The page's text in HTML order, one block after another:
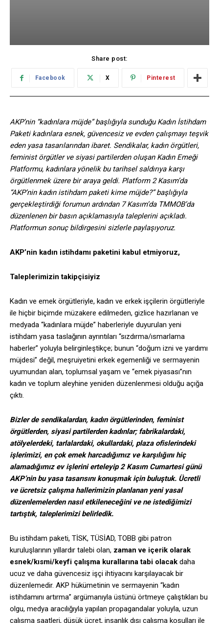
Share post:
Facebook X Pinterest
AKP’nin “kadınlara müjde” başlığıyla sunduğu Kadın İstihdam
Paketi kadınlara esnek, güvencesiz ve evden çalışmayı teşvik
eden yasa tasarılarından ibaret. Sendikalar, kadın örgütleri,
feminist örgütler ve siyasi partilerden oluşan Kadın Emeği
Platformu, kadınlara yönelik bu tarihsel saldırıya karşı
örgütlenmek üzere bir araya geldi. Platform 2 Kasım’da
“AKP’nin kadın istihdam paketi kime müjde?” başlığıyla
gerçekleştirdiği forumun ardından 7 Kasım’da TMMOB’da
düzenlenen bir basın açıklamasıyla taleplerini açıkladı.
Platformun sonuç bildirgesini sizlerle paylaşıyoruz.
AKP’nin kadın istihdamı paketini kabul etmiyoruz,
Taleplerimizin takipçisiyiz
Kadın ve emek örgütleriyle, kadın ve erkek işçilerin örgütleriyle
ile hiçbir biçimde müzakere edilmeden, gizlice hazırlanan ve
medyada “kadınlara müjde” haberleriyle duyurulan yeni
istihdam yasa taslağının ayrıntıları “sızdırma/ısmarlama
haberler” yoluyla belirginleştikçe; bunun “doğum izni ve yardımı
müjdesi” değil, meşruiyetini erkek egemenliği ve sermayenin
uyumundan alan, toplumsal yaşam ve “emek piyasası”nın
kadın ve toplum aleyhine yeniden düzenlenmesi olduğu açığa
çıktı.
Bizler de sendikalardan, kadın örgütlerinden, feminist
örgütlerden, siyasi partilerden kadınlar; fabrikalardaki,
atölyelerdeki, tarlalardaki, okullardaki, plaza ofislerindeki
işlerimizi, en çok emek harcadığımız ve karşılığını hiç
alamadığımız ev işlerini erteleyip 2 Kasım Cumartesi günü
AKP’nin bu yasa tasarısını konuşmak için buluştuk. Ücretli
ve ücretsiz çalışma hallerimizin planlanan yeni yasal
düzenlemelerden nasıl etkileneceğini ve ne istediğimizi
tartıştık, taleplerimizi belirledik.
Bu istihdam paketi, TİSK, TÜSİAD, TOBB gibi patron
kuruluşlarının yıllardır talebi olan, zaman ve içerik olarak
esnek/kısmi/keyfi çalışma kurallarına tabi olacak daha
ucuz ve daha güvencesiz işçi ihtiyacını karşılayacak bir
düzenlemedir. AKP hükümetinin ve sermayenin “kadın
istihdamını artırma” argümanıyla üstünü örtmeye çalıştıkları bu
olgu, medya aracılığıyla yapılan propagandalar yoluyla, uzun
çalışma saatleri, düşük ücret, insanlık dışı çalışma koşulları ile